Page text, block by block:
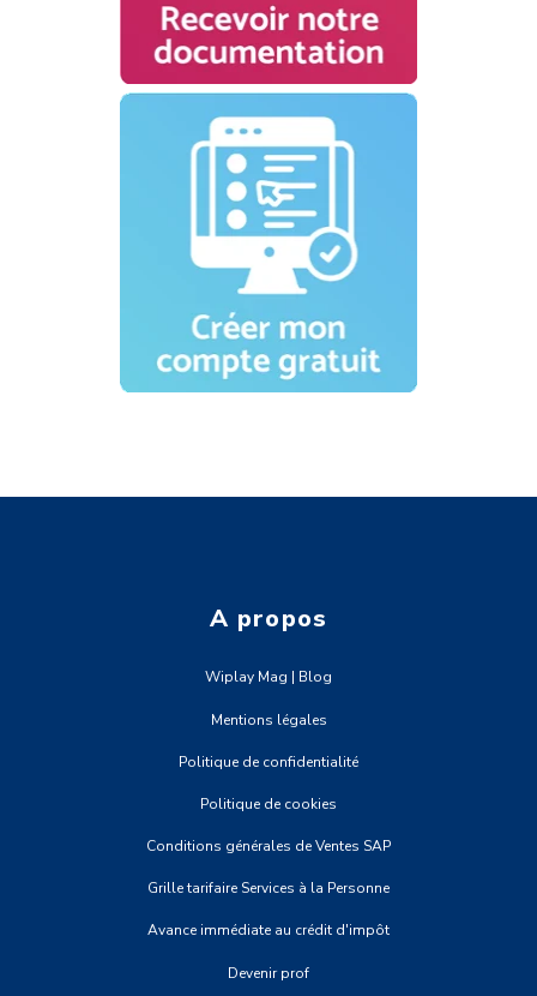
A propos
Wiplay Mag | Blog
Mentions légales
Politique de confidentialité
Politique de cookies
Conditions générales de Ventes SAP
Grille tarifaire Services à la Personne
Avance immédiate au crédit d'impôt
Devenir prof